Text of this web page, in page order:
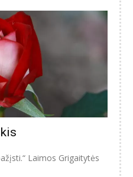
Laimos Grigaitytės